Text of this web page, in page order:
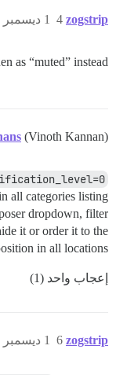
zogstrip 1 ديسمبر 2016، 2:40م 4
as “muted” instead.
(Vinoth Kannan)
all categories listing
dropdown, filter
it or order it to the
in all locations.
إعجاب واحد (1)
zogstrip 1 ديسمبر 2016، 2:57م 6